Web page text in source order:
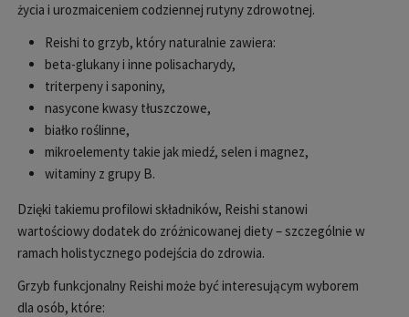
życia i urozmaiceniem codziennej rutyny zdrowotnej.
Reishi to grzyb, który naturalnie zawiera:
beta-glukany i inne polisacharydy,
triterpeny i saponiny,
nasycone kwasy tłuszczowe,
białko roślinne,
mikroelementy takie jak miedź, selen i magnez,
witaminy z grupy B.
Dzięki takiemu profilowi składników, Reishi stanowi
wartościowy dodatek do zróżnicowanej diety– szczególnie w
ramach holistycznego podejścia do zdrowia.
Grzyb funkcjonalny Reishi może być interesującym wyborem
dla osób, które: